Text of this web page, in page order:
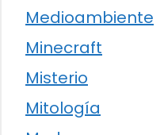
Medioambiente
Minecraft
Misterio
Mitología